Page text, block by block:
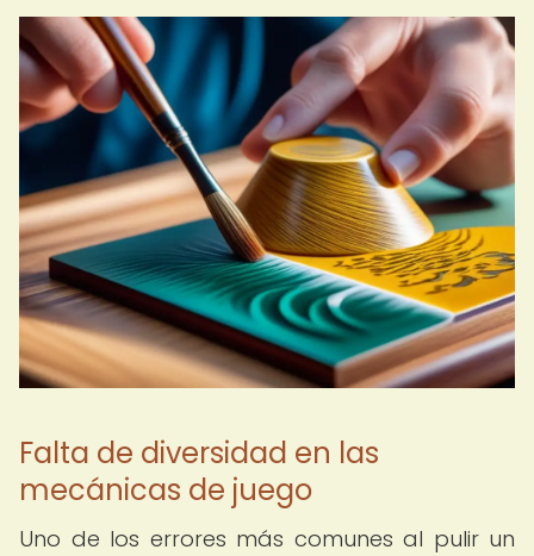
Falta de diversidad en las
mecánicas de juego
Uno de los errores más comunes al pulir un